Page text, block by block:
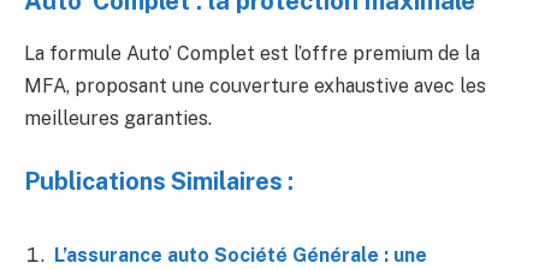
La formule Auto’ Complet est l’offre premium de la
MFA, proposant une couverture exhaustive avec les
meilleures garanties.
Publications Similaires :
L’assurance auto Société Générale : une